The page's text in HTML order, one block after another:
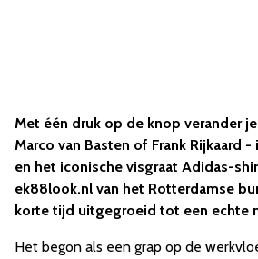
Met één druk op de knop verander
Marco van Basten of Frank Rijkaard
en het iconische visgraat Adidas-
ek88look.nl van het Rotterdamse
korte tijd uitgegroeid tot een echte
Het begon als een grap op de